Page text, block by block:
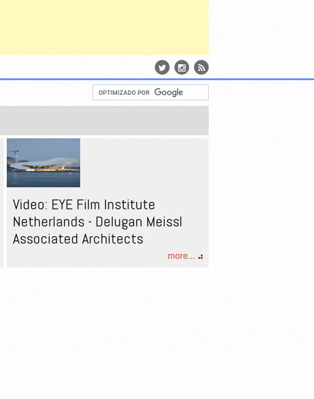
Video: EYE Film Institute
Netherlands - Delugan Meissl
Associated Architects
more...